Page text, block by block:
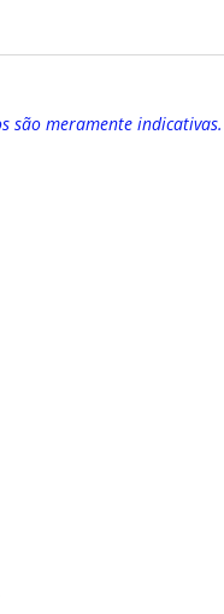
são meramente indicativas.